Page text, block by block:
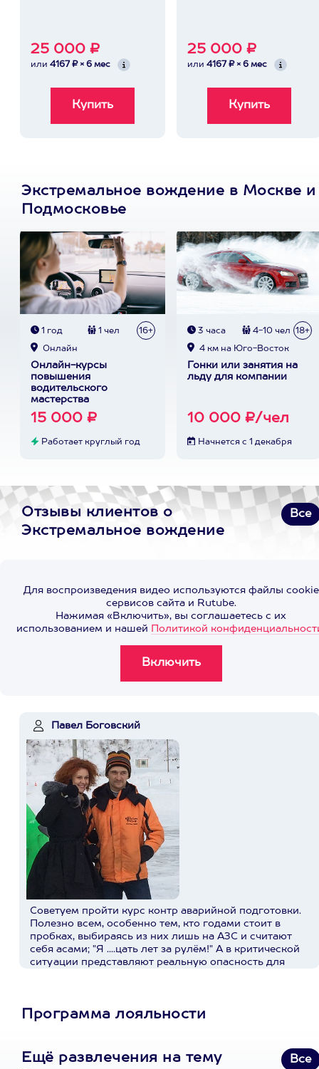
25 000 ₽
или 4167 ₽ × 6 мес
25 000 ₽
или 4167 ₽ × 6 мес
Экстремальное вождение в Москве и
Подмосковье
1 год 1 чел 16+
Онлайн
Онлайн-курсы
повышения
водительского
мастерства
15 000 ₽
Работает круглый год
3 часа 4-10 чел 18+
4 км на Юго-Восток
Гонки или занятия на
льду для компании
10 000 ₽/чел
Начнется с 1 декабря
Отзывы клиентов о
Экстремальное вождение
Все
Для воспроизведения видео используются файлы cookie
сервисов сайта и Rutube.
Нажимая «Включить», вы соглашаетесь с их
использованием и нашей Политикой
Павел Боговский
Советуем пройти курс контр аварийной подготовки.
Полезно всем, особенно тем, кто годами стоит в
пробках, выбираясь из них лишь на АЗС и считают
себя асами; "Я ....цать лет за рулём!" А в критической
ситуации представляют реальную опасность для
суперпрофессионалы...Пост в facebook.com
Программа лояльности
Ещё развлечения на тему
Все